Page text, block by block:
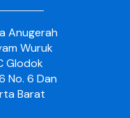
Anugerah
Wuruk
Glodok
No. 6 Dan
Barat